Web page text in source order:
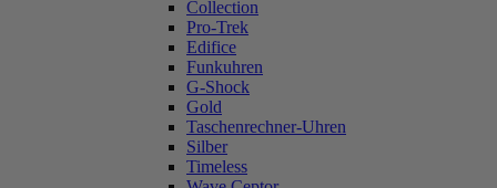
Collection
Pro-Trek
Edifice
Funkuhren
G-Shock
Gold
Taschenrechner-Uhren
Silber
Timeless